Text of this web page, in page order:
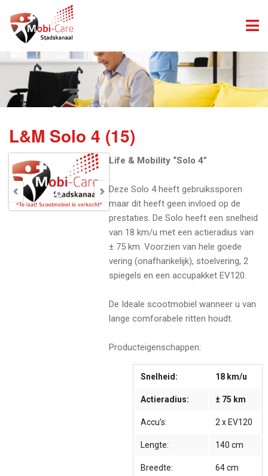
L&M Solo 4 (15)
Life & Mobility “Solo 4”
Deze Solo 4 heeft gebruikssporen
maar dit heeft geen invloed op de
prestaties. De Solo heeft een snelheid
van 18 km/u met een actieradius van
± 75 km. Voorzien van hele goede
vering (onafhankelijk), stoelvering, 2
spiegels en een accupakket EV120.
De Ideale scootmobiel wanneer u van
lange comforabele ritten houdt.
Producteigenschappen:
Snelheid: 18 km/u
Actieradius: ± 75 km
Accu’s: 2 x EV120
Lengte: 140 cm
Breedte: 64 cm